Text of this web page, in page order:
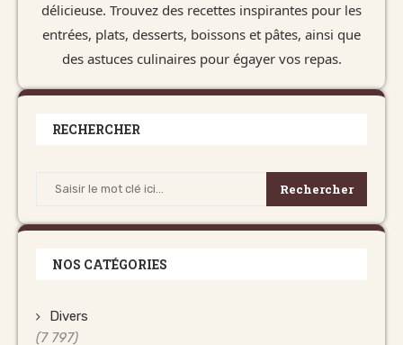
délicieuse. Trouvez des recettes inspirantes pour les
entrées, plats, desserts, boissons et pâtes, ainsi que
des astuces culinaires pour égayer vos repas.
RECHERCHER
Rechercher
NOS CATÉGORIES
Divers
(7 797)